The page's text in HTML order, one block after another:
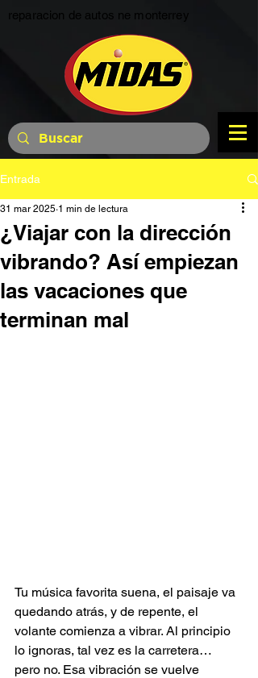
reparacion de autos ne monterrey
Entrada
¿Viajar con la dirección
vibrando? Así empiezan
las vacaciones que
terminan mal
31 mar 2025 1 min de lectura
Tu música favorita suena, el paisaje va
quedando atrás, y de repente, el
volante comienza a vibrar. Al principio
lo ignoras, tal vez es la carretera…
pero no. Esa vibración se vuelve